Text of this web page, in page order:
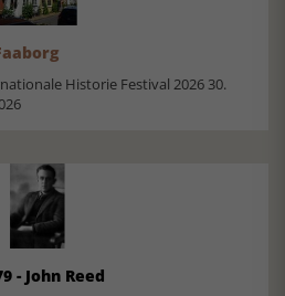
Historie Festival 2026 30.
- John Reed